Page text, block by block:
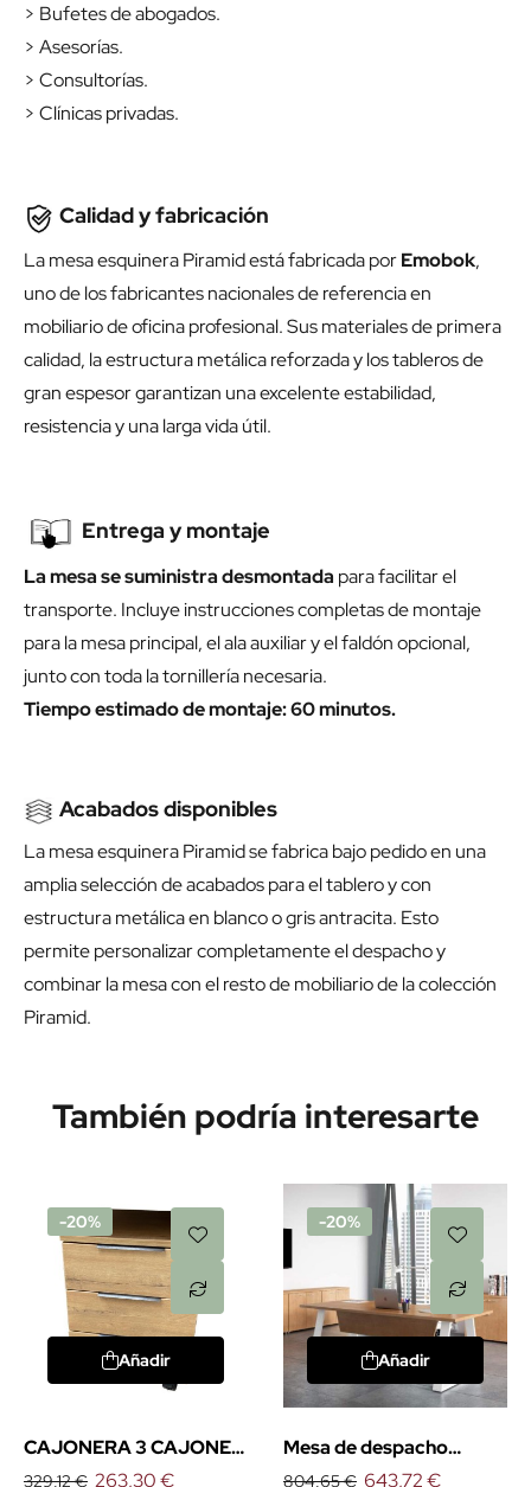
> Bufetes de abogados.
> Asesorías.
> Consultorías.
> Clínicas privadas.
Calidad y fabricación
La mesa esquinera Piramid está fabricada porEmobok,
uno de los fabricantes nacionales de referencia en
mobiliario de oficina profesional. Sus materiales de primera
calidad, la estructura metálica reforzada y los tableros de
gran espesor garantizan una excelente estabilidad,
resistencia y una larga vida útil.
Entrega y montaje
La mesa se suministra desmontada para facilitar el
transporte. Incluye instrucciones completas de montaje
para la mesa principal, el ala auxiliar y el faldón opcional,
junto con toda la tornillería necesaria.
Tiempo estimado de montaje: 60 minutos.
Acabados disponibles
La mesa esquinera Piramid se fabrica bajo pedido en una
amplia selección de acabados para el tablero y con
estructura metálica en blanco o gris antracita. Esto
permite personalizar completamente el despacho y
combinar la mesa con el resto de mobiliario de la colección
Piramid.
También podría interesarte
-20%
Añadir
CAJONERA 3 CAJONES
SERIES
329,12 € 263,30 €
-20%
Añadir
Mesa de despacho
Piramid
804,65 € 643,72 €